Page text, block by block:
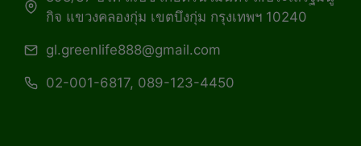
กิจ แขวงคลองกุ่ม เขตบึงกุ่ม กรุงเทพฯ 10240
gl.greenlife888@gmail.com
02-001-6817, 089-123-4450